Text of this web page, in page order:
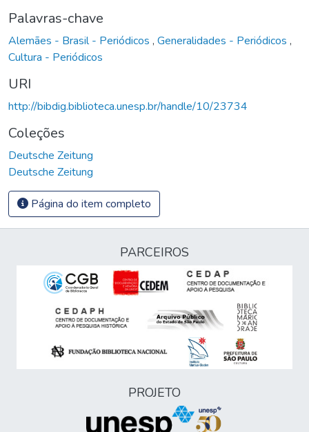
Palavras-chave
Alemães - Brasil - Periódicos , Generalidades - Periódicos ,
Cultura - Periódicos
URI
http://bibdig.biblioteca.unesp.br/handle/10/23734
Coleções
Deutsche Zeitung
Deutsche Zeitung
Página do item completo
PARCEIROS
PROJETO